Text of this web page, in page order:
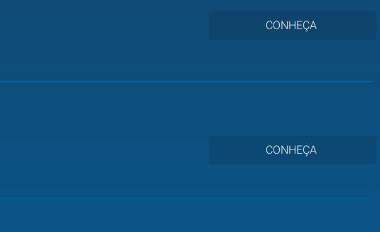
CONHEÇA
CONHEÇA